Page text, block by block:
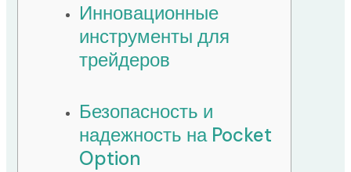
Инновационные
инструменты для
трейдеров
Безопасность и
надежность на Pocket
Option